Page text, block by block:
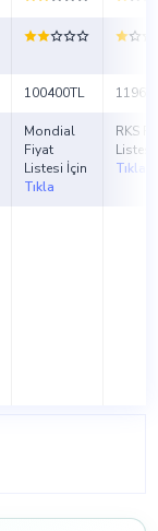
100400TL
Mondial
Fiyat
Listesi İçin
Tıkla
RKS
Listesi
Tıkla